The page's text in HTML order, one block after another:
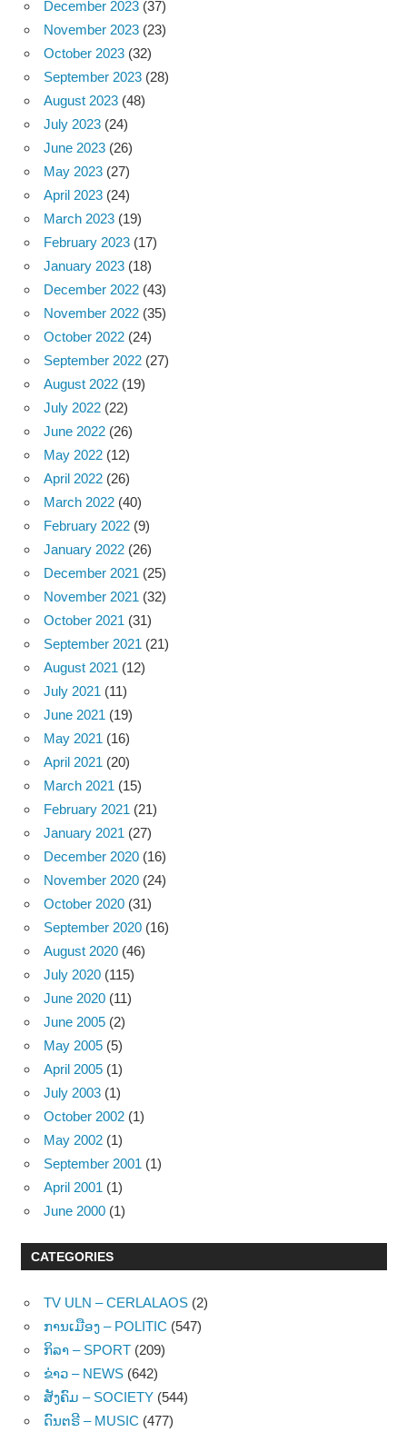
December 2023 (37)
November 2023 (23)
October 2023 (32)
September 2023 (28)
August 2023 (48)
July 2023 (24)
June 2023 (26)
May 2023 (27)
April 2023 (24)
March 2023 (19)
February 2023 (17)
January 2023 (18)
December 2022 (43)
November 2022 (35)
October 2022 (24)
September 2022 (27)
August 2022 (19)
July 2022 (22)
June 2022 (26)
May 2022 (12)
April 2022 (26)
March 2022 (40)
February 2022 (9)
January 2022 (26)
December 2021 (25)
November 2021 (32)
October 2021 (31)
September 2021 (21)
August 2021 (12)
July 2021 (11)
June 2021 (19)
May 2021 (16)
April 2021 (20)
March 2021 (15)
February 2021 (21)
January 2021 (27)
December 2020 (16)
November 2020 (24)
October 2020 (31)
September 2020 (16)
August 2020 (46)
July 2020 (115)
June 2020 (11)
June 2005 (2)
May 2005 (5)
April 2005 (1)
July 2003 (1)
October 2002 (1)
May 2002 (1)
September 2001 (1)
April 2001 (1)
June 2000 (1)
CATEGORIES
TV ULN – CERLALAOS (2)
ການເມືອງ – POLITIC (547)
ກິລາ – SPORT (209)
ຂ່າວ – NEWS (642)
ສັງຄົມ – SOCIETY (544)
ດົນຕຣີ – MUSIC (477)